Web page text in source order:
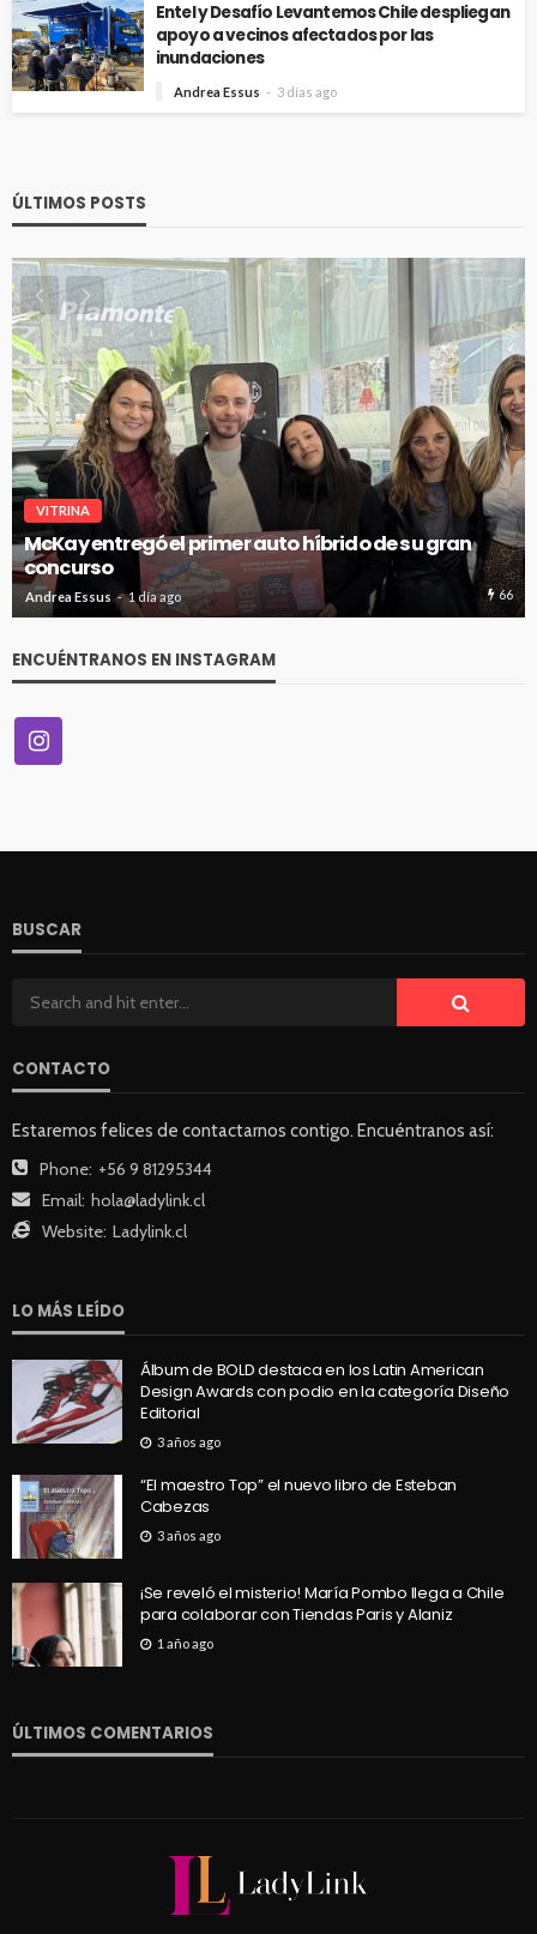
Entel y Desafío Levantemos Chile despliegan
apoyo a vecinos afectados por las
inundaciones
Andrea Essus 3 días ago
ÚLTIMOS POSTS
VITRINA
McKay entregó el primer auto híbrido de su gran
concurso
Andrea Essus 1 día ago 66
ENCUÉNTRANOS EN INSTAGRAM
BUSCAR
CONTACTO
Estaremos felices de contactarnos contigo. Encuéntranos así:
Phone: +56 9 81295344
Email: hola@ladylink.cl
Website: Ladylink.cl
LO MÁS LEÍDO
Álbum de BOLD destaca en los Latin American
Design Awards con podio en la categoría Diseño
Editorial
3 años ago
“El maestro Top” el nuevo libro de Esteban
Cabezas
3 años ago
¡Se reveló el misterio! María Pombo llega a Chile
para colaborar con Tiendas Paris y Alaniz
1 año ago
ÚLTIMOS COMENTARIOS